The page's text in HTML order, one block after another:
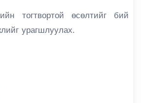
тогтвортой өсөлтийг бий
урагшлуулах.